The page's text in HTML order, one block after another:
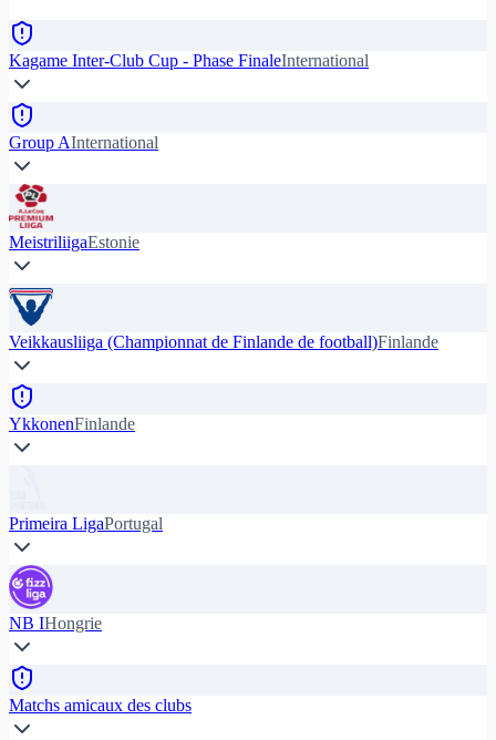
Kagame Inter-Club Cup - Phase FinaleInternational
Group AInternational
MeistriliigaEstonie
Veikkausliiga (Championnat de Finlande de football)Finlande
YkkonenFinlande
Primeira LigaPortugal
NB IHongrie
Matchs amicaux des clubs